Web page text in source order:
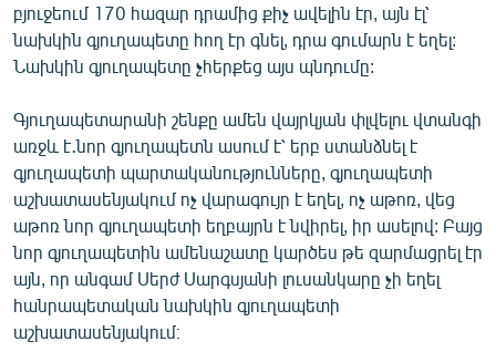
բյուջեում 170 հազար դրամից քիչ ավելին էր, այն էլ՝
նախկին գյուղապետը հող էր գնել, դրա գումարն է եղել:
Նախկին գյուղապետը չհերքեց այս պնդումը:
Գյուղապետարանի շենքը ամեն վայրկյան փլվելու վտանգի
առջև է․նոր գյուղապետն ասում է՝ երբ ստանձնել է
գյուղապետի պարտականությունները, գյուղապետի
աշխատասենյակում ոչ վարագույր է եղել, ոչ աթոռ, վեց
աթոռ նոր գյուղապետի եղբայրն է նվիրել, իր ասելով: Բայց
նոր գյուղապետին ամենաշատը կարծես թե զարմացրել էր
այն, որ անգամ Սերժ Սարգսյանի լուսանկարը չի եղել
հանրապետական նախկին գյուղապետի
աշխատասենյակում։